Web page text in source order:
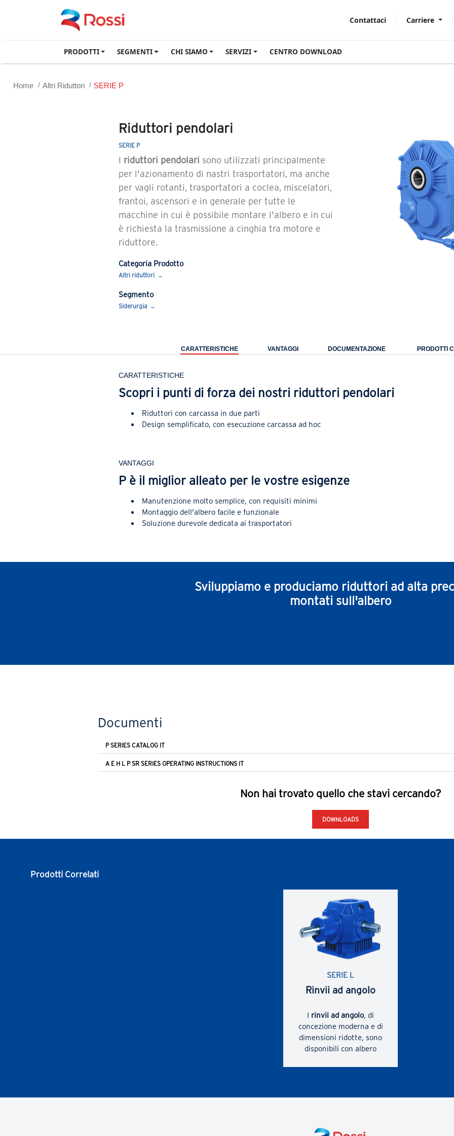
Contattaci Carriere
PRODOTTI SEGMENTI CHI SIAMO SERVIZI CENTRO DOWNLOAD
Home Altri Riduttori SERIE P
Riduttori pendolari
SERIE P
I riduttori pendolari sono utilizzati principalmente
per l'azionamento di nastri trasportatori, ma anche
per vagli rotanti, trasportatori a coclea, miscelatori,
frantoi, ascensori e in generale per tutte le
macchine in cui è possibile montare l'albero e in cui
è richiesta la trasmissione a cinghia tra motore e
riduttore.
Categoria Prodotto
Altri riduttori
Segmento
Siderurgia
CARATTERISTICHE VANTAGGI DOCUMENTAZIONE PRODOTTI
CARATTERISTICHE
Scopri i punti di forza dei nostri riduttori pendolari
Riduttori con carcassa in due parti
Design semplificato, con esecuzione carcassa ad hoc
VANTAGGI
P è il miglior alleato per le vostre esigenze
Manutenzione molto semplice, con requisiti minimi
Montaggio dell'albero facile e funzionale
Soluzione durevole dedicata ai trasportatori
Sviluppiamo e produciamo riduttori ad alta
montati sull'albero
Documenti
P SERIES CATALOG IT
A E H L P SR SERIES OPERATING INSTRUCTIONS IT
Non hai trovato quello che stavi cercando?
DOWNLOADS
Prodotti Correlati
SERIE L
Rinvii ad angolo
I rinvii ad angolo, di
concezione moderna e di
dimensioni ridotte, sono
disponibili con albero
sincronizzare più